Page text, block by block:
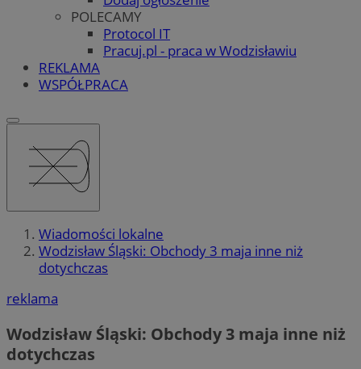
POLECAMY
Protocol IT
Pracuj.pl - praca w Wodzisławiu
REKLAMA
WSPÓŁPRACA
Wiadomości lokalne
Wodzisław Śląski: Obchody 3 maja inne niż
dotychczas
reklama
Wodzisław Śląski: Obchody 3 maja inne niż
dotychczas